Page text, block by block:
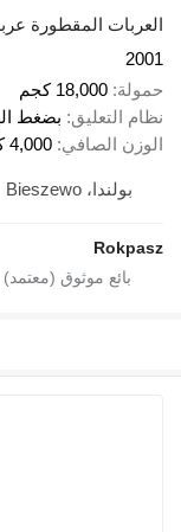
العربات المقطورة
2001
حمولة 18,000 كجم
نظام التعليق بضغط
الوزن الصافي 4,000 كجم
بولندا، Bieszewo
Rokpasz